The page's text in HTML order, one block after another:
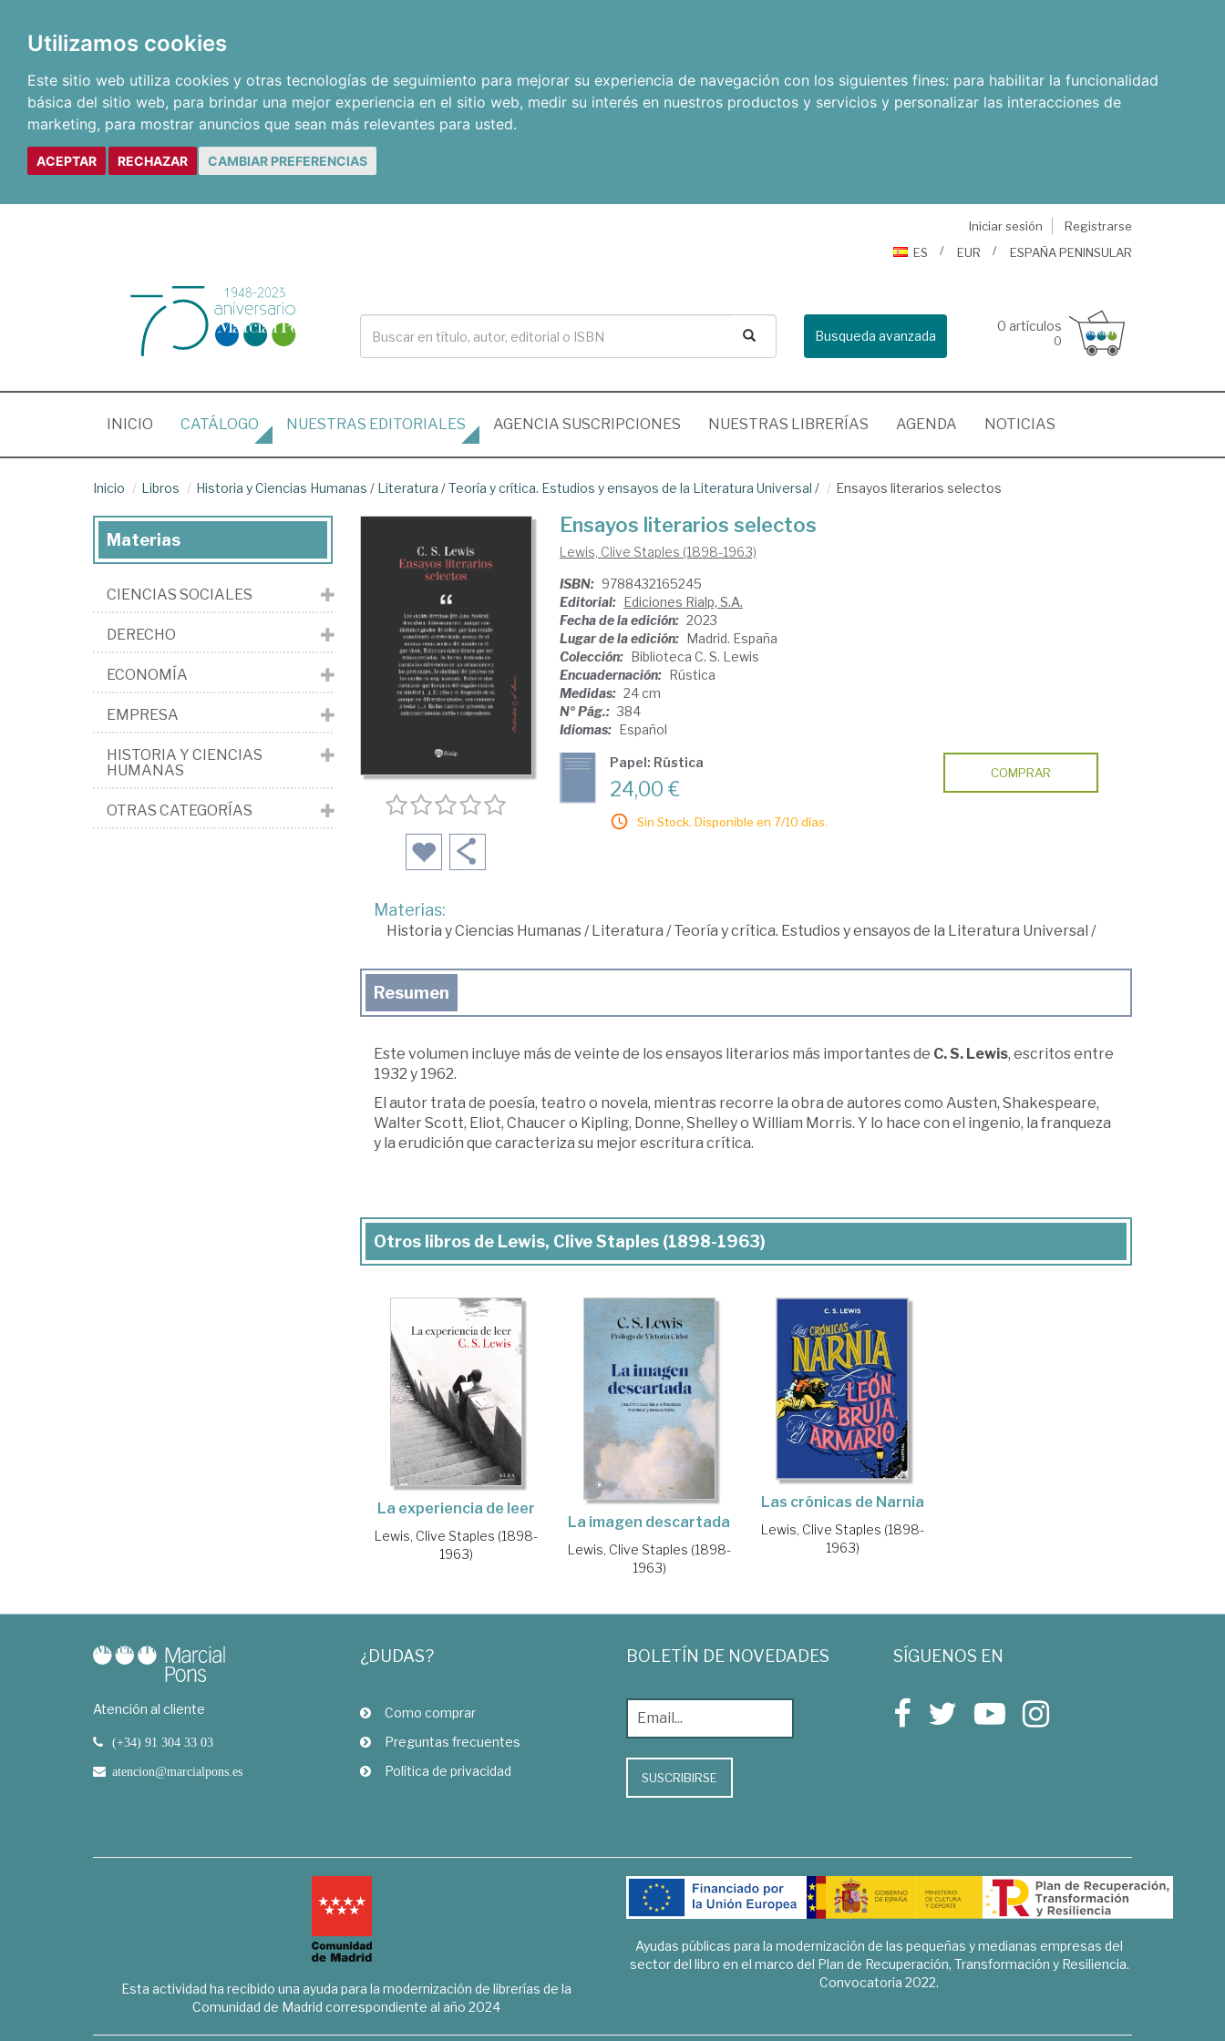
Utilizamos cookies
Este sitio web utiliza cookies y otras tecnologías de seguimiento para mejorar su experiencia de navegación con los siguientes fines: para habilitar la funcionalidad
básica del sitio web, para brindar una mejor experiencia en el sitio web, medir su interés en nuestros productos y servicios y personalizar las interacciones de
marketing, para mostrar anuncios que sean más relevantes para usted.
ACEPTAR RECHAZAR CAMBIAR PREFERENCIAS
Iniciar sesión
Registrarse
ES
EUR ESPAÑA PENINSULAR
Busqueda avanzada
0 artículos
0
INICIO (CURRENT)
CATÁLOGO NUESTRAS EDITORIALES AGENCIA SUSCRIPCIONES NUESTRAS LIBRERÍAS AGENDA NOTICIAS
Inicio Libros Historia y Ciencias Humanas / Literatura /Teoría y crítica. Estudios y ensayos de la Literatura Universal / Ensayos literarios selectos
Ensayos literarios selectos
Lewis, Clive Staples (1898-1963)
ISBN: 9788432165245
Editorial: Ediciones Rialp, S.A.
Fecha de la edición: 2023
Lugar de la edición: Madrid. España
Colección: Biblioteca C. S. Lewis
Encuadernación: Rústica
Medidas: 24 cm
Nº Pág.: 384
Idiomas: Español
Papel: Rústica
24,00 €
Sin Stock. Disponible en 7/10 días.
COMPRAR
Materias:
Historia y Ciencias Humanas/ Literatura /Teoría y crítica. Estudios y ensayos de la Literatura Universal /
Resumen
Este volumen incluye más de veinte de los ensayos literarios más importantes de C. S. Lewis, escritos entre
1932 y 1962.
El autor trata de poesía, teatro o novela, mientras recorre la obra de autores como Austen, Shakespeare,
Walter Scott, Eliot, Chaucer o Kipling, Donne, Shelley o William Morris. Y lo hace con el ingenio, la franqueza
y la erudición que caracteriza su mejor escritura crítica.
Otros libros de Lewis, Clive Staples (1898-1963)
La experiencia de leer
Lewis, Clive Staples (1898-
1963)
La imagen descartada
Lewis, Clive Staples (1898-
1963)
Las crónicas de Narnia
Lewis, Clive Staples (1898-
1963)
Materias
CIENCIAS SOCIALES
DERECHO
ECONOMÍA
EMPRESA
HISTORIA Y CIENCIAS
HUMANAS
OTRAS CATEGORÍAS
Atención al cliente
(+34) 91 304 33 03
atencion@marcialpons.es
¿DUDAS?
Como comprar
Preguntas frecuentes
Política de privacidad
BOLETÍN DE NOVEDADES
SUSCRIBIRSE
SÍGUENOS EN
Esta actividad ha recibido una ayuda para la modernización de librerías de la
Comunidad de Madrid correspondiente al año 2024
Ayudas públicas para la modernización de las pequeñas y medianas empresas del
sector del libro en el marco del Plan de Recuperación, Transformación y Resiliencia.
Convocatoria 2022.